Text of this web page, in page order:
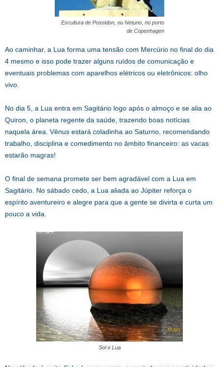
Escultura de Poseidon, ou Netuno, no porto
de Copenhagen
Ao caminhar, a Lua forma uma tensão com Mercúrio no final do dia
4 mesmo e isso pode trazer alguns ruídos de comunicação e
eventuais problemas com aparelhos elétricos ou eletrônicos: olho
vivo.
No dia 5, a Lua entra em Sagitário logo após o almoço e se alia ao
Quiron, o planeta regente da saúde, trazendo boas notícias
naquela área. Vênus estará coladinha ao Saturno, recomendando
trabalho, disciplina e comedimento no âmbito financeiro: as vacas
estarão magras!
O final de semana promete ser bem agradável com a Lua em
Sagitário. No sábado cedo, a Lua aliada ao Júpiter reforça o
espírito aventureiro e alegre para que a gente se divirta e curta um
pouco a vida.
Sol e Lua